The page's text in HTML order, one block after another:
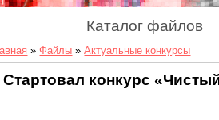
Каталог файлов
»Файлы »Актуальные конкурсы
Стартовал конкурс